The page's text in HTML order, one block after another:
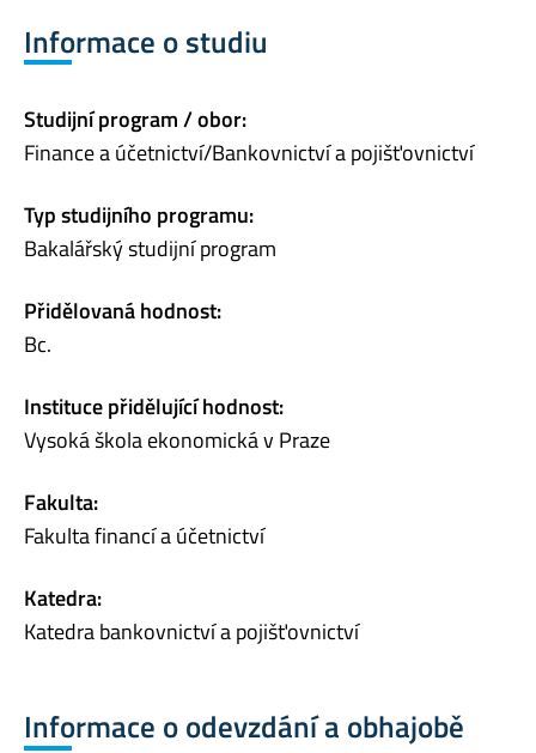
Informace o studiu
Studijní program / obor:
Finance a účetnictví/Bankovnictví a pojišťovnictví
Typ studijního programu:
Bakalářský studijní program
Přidělovaná hodnost:
Bc.
Instituce přidělující hodnost:
Vysoká škola ekonomická v Praze
Fakulta:
Fakulta financí a účetnictví
Katedra:
Katedra bankovnictví a pojišťovnictví
Informace o odevzdání a obhajobě